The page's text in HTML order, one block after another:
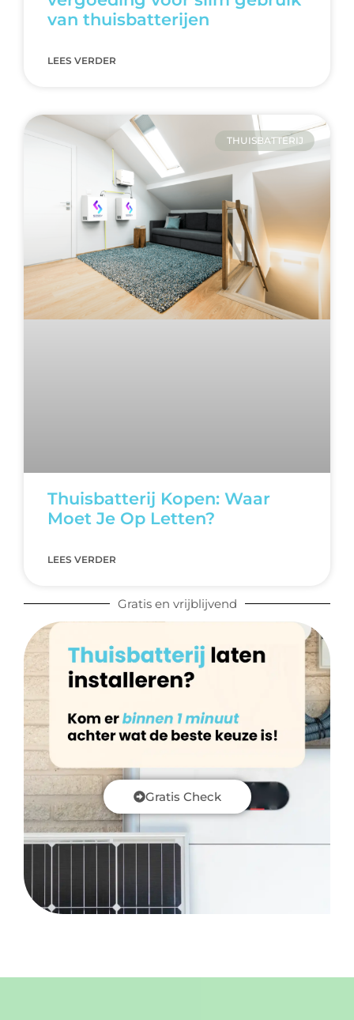
van thuisbatterijen
LEES VERDER
THUISBATTERIJ
Thuisbatterij Kopen: Waar
Moet Je Op Letten?
LEES VERDER
Gratis en vrijblijvend
Gratis Check